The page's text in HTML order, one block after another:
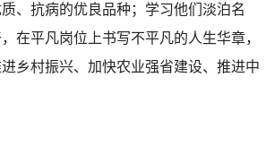
、抗病的优良品种；学习他们淡泊名
在平凡岗位上书写不平凡的人生华章，
乡村振兴、加快农业强省建设、推进中